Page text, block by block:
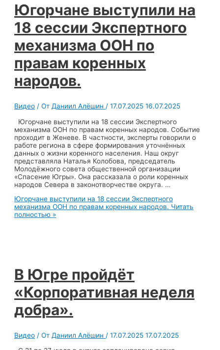
Югорчане выступили на
18 сессии Экспертного
механизма ООН по
правам коренных
народов.
Видео / От Даниил Алёшин /17.07.2025 16.07.2025
Югорчане выступили на 18 сессии Экспертного
механизма ООН по правам коренных народов. Событие
проходит в Женеве. В частности, эксперты говорили о
работе региона в сфере формирования уточнённых
данных о жизни коренного населения. Наш округ
представляла Наталья Колобова, председатель
Молодёжного совета общественной организации
«Спасение Югры». Она рассказала о роли коренных
народов Севера в законотворчестве округа. …
Югорчане выступили на 18 сессии Экспертного
механизма ООН по правам коренных народов. Читать
полностью »
В Югре пройдёт
«Корпоративная неделя
добра».
Видео / От Даниил Алёшин /17.07.2025 17.07.2025